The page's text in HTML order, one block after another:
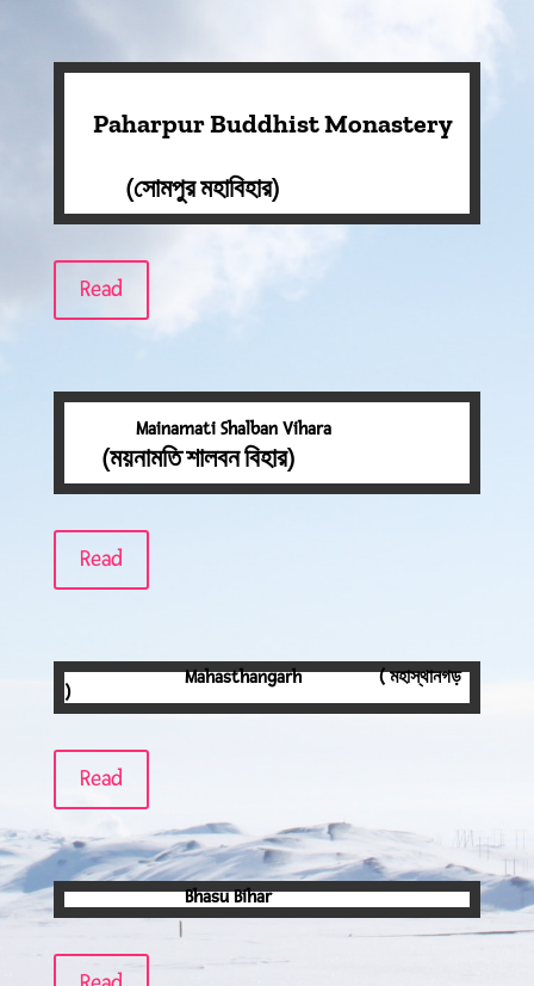
Paharpur Buddhist Monastery
(সোমপুর মহাবিহার)
Read
Mainamati Shalban Vihara
(ময়নামতি শালবন বিহার)
Read
Mahasthangarh( মহাস্থানগড়
)
Read
Bhasu Bihar